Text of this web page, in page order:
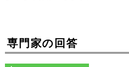
専門家の回答